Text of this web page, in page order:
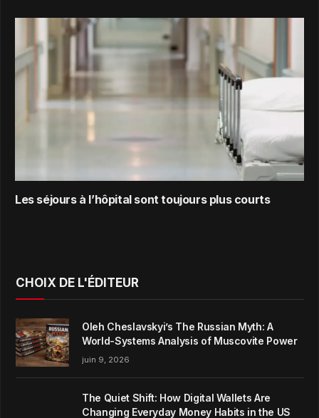
Les séjours à l’hôpital sont toujours plus courts
CHOIX DE L'ÉDITEUR
Oleh Cheslavskyi’s The Russian Myth: A
World-Systems Analysis of Muscovite Power
juin 9, 2026
The Quiet Shift: How Digital Wallets Are
Changing Everyday Money Habits in the US